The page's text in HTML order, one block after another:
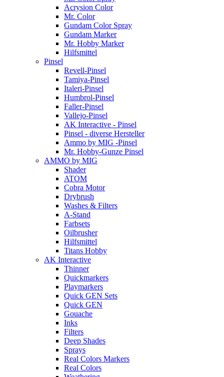
Acrysion Color
Mr. Color
Gundam Color Spray
Gundam Marker
Mr. Hobby Marker
Hilfsmittel
Pinsel
Revell-Pinsel
Tamiya-Pinsel
Italeri-Pinsel
Humbrol-Pinsel
Faller-Pinsel
Vallejo-Pinsel
AK Interactive - Pinsel
Pinsel - diverse Hersteller
Ammo by MIG -Pinsel
Mr. Hobby-Gunze Pinsel
AMMO by MIG
Shader
ATOM
Cobra Motor
Drybrush
Washes & Filters
A-Stand
Farbsets
Oilbrusher
Hilfsmittel
Titans Hobby
AK Interactive
Thinner
Quickmarkers
Playmarkers
Quick GEN Sets
Quick GEN
Gouache
Inks
Filters
Deep Shades
Sprays
Real Colors Markers
Real Colors